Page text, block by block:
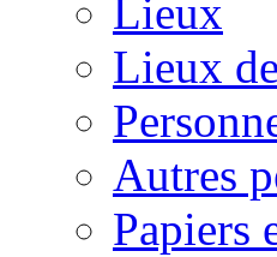
Lieux
Lieux
Autres
Papiers